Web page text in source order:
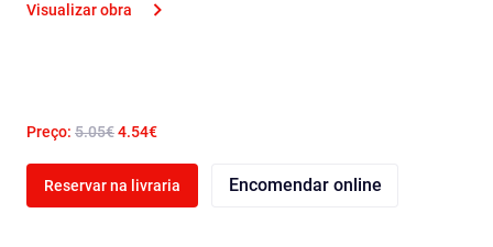
Visualizar obra
Preço: 5.05€4.54€
Reservar na livraria Encomendar online